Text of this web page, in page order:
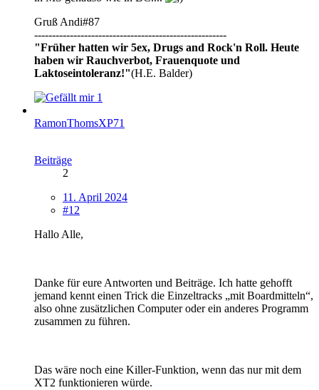
Gruß Andi#87
------------------------------------------------------
"Früher hatten wir 5ex, Drugs and Rock'n Roll. Heute
haben wir Rauchverbot, Frauenquote und
Laktoseintoleranz!"(H.E. Balder)
1
RamonThomsXP71
Beiträge
2
11. April 2024
#12
Hallo Alle,
Danke für eure Antworten und Beiträge. Ich hatte gehofft
jemand kennt einen Trick die Einzeltracks „mit Boardmitteln“,
also ohne zusätzlichen Computer oder ein anderes Programm
zusammen zu führen.
Das wäre noch eine Killer-Funktion, wenn das nur mit dem
XT2 funktionieren würde.